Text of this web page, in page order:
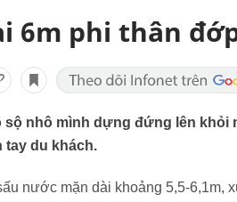
6m phi thân
sộ nhô mình dựng đứng lên
tay du khách.
nước mặn dài khoảng 5,5-6,1m,